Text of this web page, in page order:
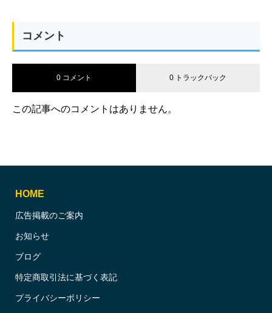
コメント
0 コメント 0 トラックバック
この記事へのコメントはありません。
HOME
広告掲載のご案内
お知らせ
ブログ
特定商取引法に基づく表記
プライバシーポリシー